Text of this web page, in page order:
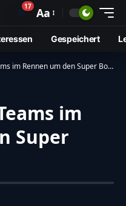
🔔17 Aa
Gespeichert
im Rennen um den Super Bowl LIX
im
Super